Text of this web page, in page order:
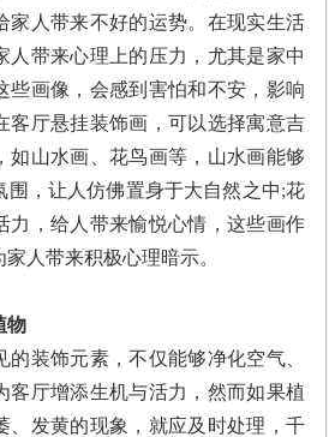
家人带来不好的运势。在现实生活
人带来心理上的压力，尤其是家中
些画像，会感到害怕和不安，影响
客厅悬挂装饰画，可以选择寓意吉
如山水画、花鸟画等，山水画能够
围，让人仿佛置身于大自然之中;花
力，给人带来愉悦心情，这些画作
人带来积极心理暗示。
物
装饰元素，不仅能够净化空气、
客厅增添生机与活力，然而如果植
、发黄的现象，就应及时处理，千